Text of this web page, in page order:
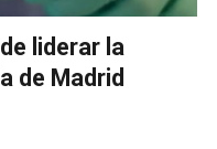
liderar la
de Madrid